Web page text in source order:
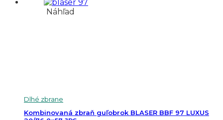
Náhľad
Dlhé zbrane
Kombinovaná zbraň guľobrok BLASER BBF 97 LUXUS